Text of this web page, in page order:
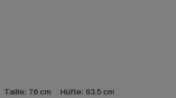
Taille: 76 cm Hüfte: 93.5 cm